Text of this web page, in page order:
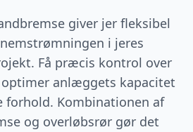
giver jer fleksibel
i jeres
Få præcis kontrol over
anlæggets kapacitet
forhold. Kombinationen af
og overløbsrør gør det